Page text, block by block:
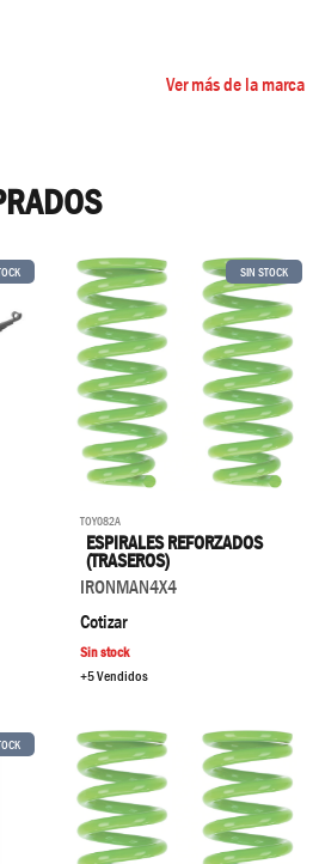
Ver más de la marca
SIN STOCK
TOY082A
ESPIRALES REFORZADOS
(TRASEROS)
IRONMAN4X4
Cotizar
Sin stock
+5 Vendidos